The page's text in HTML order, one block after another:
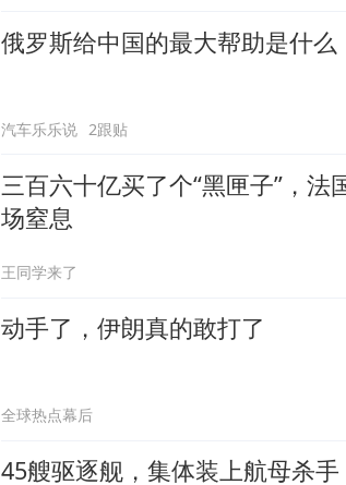
俄罗斯给中国的最大帮助是什么
汽车乐乐说 2跟贴
三百六十亿买了个“黑匣子”，法
场窒息
王同学来了
动手了，伊朗真的敢打了
全球热点幕后
45艘驱逐舰，集体装上航母杀手